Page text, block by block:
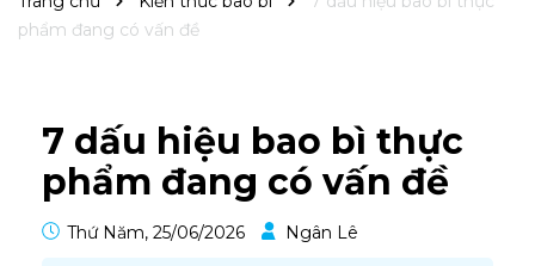
phẩm đang có vấn đề
7 dấu hiệu bao bì thực
phẩm đang có vấn đề
Thứ Năm, 25/06/2026 Ngân Lê